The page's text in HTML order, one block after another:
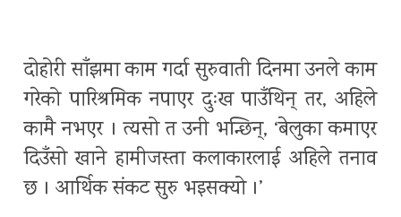
दोहोरी साँझमा काम गर्दा सुरुवाती दिनमा उनले काम
गरेको पारिश्रमिक नपाएर दुःख पाउँथिन् तर, अहिले
कामै नभएर । त्यसो त उनी भन्छिन्, ‘बेलुका कमाएर
दिउँसो खाने हामीजस्ता कलाकारलाई अहिले तनाव
छ । आर्थिक संकट सुरु भइसक्यो ।’